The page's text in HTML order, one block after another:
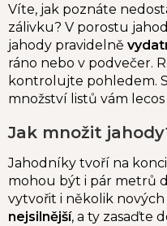
Víte, jak poznáte
zálivku? V porostu
jahody pravidelně
ráno nebo v podvečer.
kontrolujte pohledem.
množství listů vám
Jak množit
Jahodníky tvoří na
mohou být i pár metrů
vytvořit i několik nových
nejsilnější, a ty zasaďte